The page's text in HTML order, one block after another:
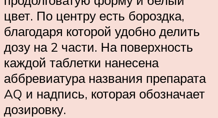
цвет. По центру есть бороздка,
благодаря которой удобно делить
дозу на 2 части. На поверхность
каждой таблетки нанесена
аббревиатура названия препарата
AQ и надпись, которая обозначает
дозировку.